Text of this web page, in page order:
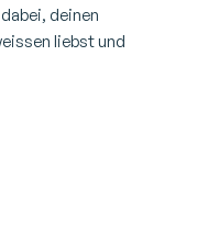
dabei, deinen
liebst und